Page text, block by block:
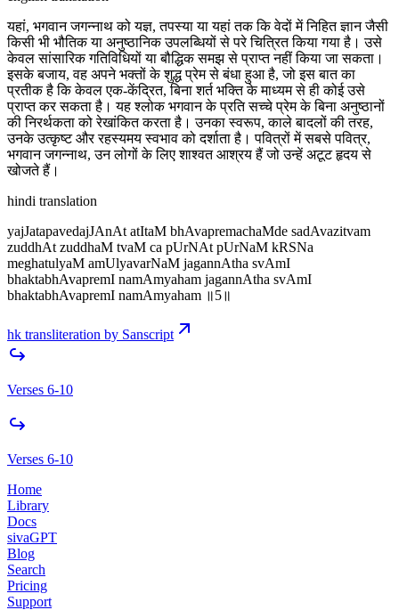
यहां, भगवान जगन्नाथ को यज्ञ, तपस्या या यहां तक कि वेदों में निहित ज्ञान जैसी
किसी भी भौतिक या अनुष्ठानिक उपलब्धियों से परे चित्रित किया गया है। उसे
केवल सांसारिक गतिविधियों या बौद्धिक समझ से प्राप्त नहीं किया जा सकता।
इसके बजाय, वह अपने भक्तों के शुद्ध प्रेम से बंधा हुआ है, जो इस बात का
प्रतीक है कि केवल एक-केंद्रित, बिना शर्त भक्ति के माध्यम से ही कोई उसे
प्राप्त कर सकता है। यह श्लोक भगवान के प्रति सच्चे प्रेम के बिना अनुष्ठानों
की निरर्थकता को रेखांकित करता है। उनका स्वरूप, काले बादलों की तरह,
उनके उत्कृष्ट और रहस्यमय स्वभाव को दर्शाता है। पवित्रों में सबसे पवित्र,
भगवान जगन्नाथ, उन लोगों के लिए शाश्वत आश्रय हैं जो उन्हें अटूट हृदय से
खोजते हैं।
hindi translation
yajJatapavedajJAnAt atItaM bhAvapremachaMde sadAvazitvam
zuddhAt zuddhaM tvaM ca pUrNAt pUrNaM kRSNa
meghatulyaM amUlyavarNaM jagannAtha svAmI
bhaktabhAvapremI namAmyaham jagannAtha svAmI
bhaktabhAvapremI namAmyaham ॥5॥
hk transliteration by Sanscript
Verses 6-10
Verses 6-10
Home
Library
Docs
sivaGPT
Blog
Search
Pricing
Support